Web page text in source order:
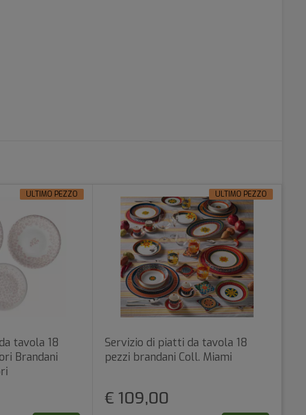
ULTIMO PEZZO
tavola 18
Brandani
ULTIMO PEZZO
Servizio di piatti da tavola 18
pezzi brandani Coll. Miami
€ 109,00